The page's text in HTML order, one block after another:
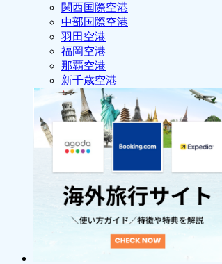
関西国際空港
中部国際空港
羽田空港
福岡空港
那覇空港
新千歳空港